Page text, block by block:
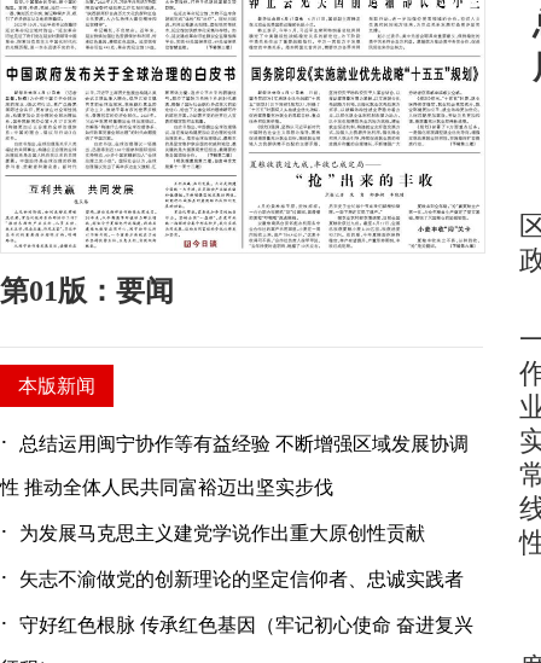
第01版：要闻
本版新闻
· 总结运用闽宁协作等有益经验 不断增强区域发展协调
性 推动全体人民共同富裕迈出坚实步伐
· 为发展马克思主义建党学说作出重大原创性贡献
· 矢志不渝做党的创新理论的坚定信仰者、忠诚实践者
· 守好红色根脉 传承红色基因（牢记初心使命 奋进复兴